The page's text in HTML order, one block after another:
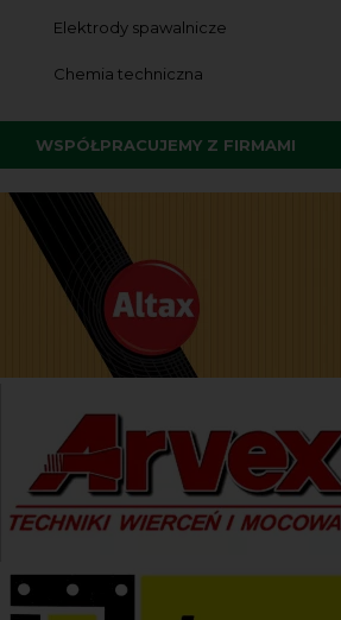
Elektrody spawalnicze
Chemia techniczna
WSPÓŁPRACUJEMY Z FIRMAMI